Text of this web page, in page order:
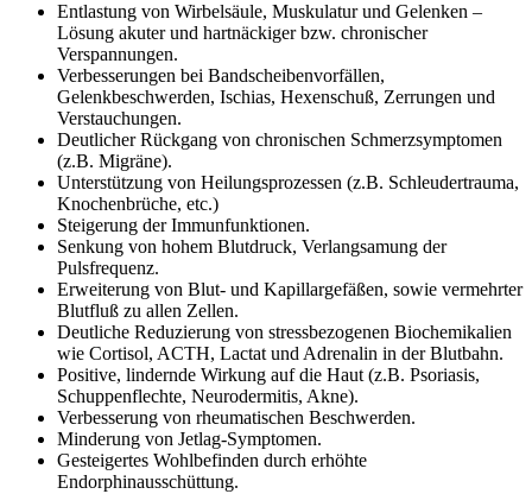
Entlastung von Wirbelsäule, Muskulatur und Gelenken –
Lösung akuter und hartnäckiger bzw. chronischer
Verspannungen.
Verbesserungen bei Bandscheibenvorfällen,
Gelenkbeschwerden, Ischias, Hexenschuß, Zerrungen und
Verstauchungen.
Deutlicher Rückgang von chronischen Schmerzsymptomen
(z.B. Migräne).
Unterstützung von Heilungsprozessen (z.B. Schleudertrauma,
Knochenbrüche, etc.)
Steigerung der Immunfunktionen.
Senkung von hohem Blutdruck, Verlangsamung der
Pulsfrequenz.
Erweiterung von Blut- und Kapillargefäßen, sowie vermehrter
Blutfluß zu allen Zellen.
Deutliche Reduzierung von stressbezogenen Biochemikalien
wie Cortisol, ACTH, Lactat und Adrenalin in der Blutbahn.
Positive, lindernde Wirkung auf die Haut (z.B. Psoriasis,
Schuppenflechte, Neurodermitis, Akne).
Verbesserung von rheumatischen Beschwerden.
Minderung von Jetlag-Symptomen.
Gesteigertes Wohlbefinden durch erhöhte
Endorphinausschüttung.